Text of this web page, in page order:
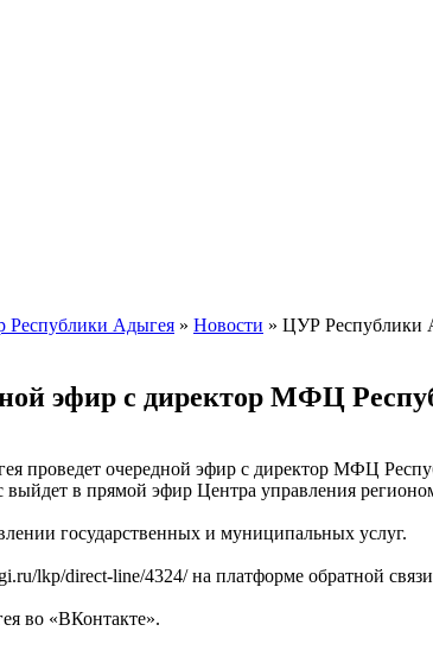
Республики Адыгея » Новости » ЦУР Республики
эфир с директор МФЦ
в прямой эфир Центра управления
государственных и муниципальных услуг.
lkp/direct-line/4324/ на платформе обратной
во «ВКонтакте».